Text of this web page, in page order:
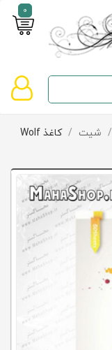
0
صفحه
دسته‌بندی
تخفیف‌ها
و
پیشنهادها
تماس
/ شیت / کاغذ Wolf